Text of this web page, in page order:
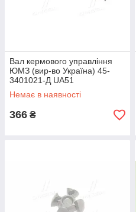
Вал кермового управління
ЮМЗ (вир-во Україна) 45-
3401021-Д UA51
Немає в наявності
366 ₴